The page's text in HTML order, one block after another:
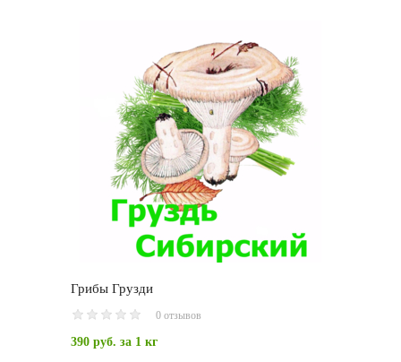
Грибы Грузди
0 отзывов
390 руб. за 1 кг